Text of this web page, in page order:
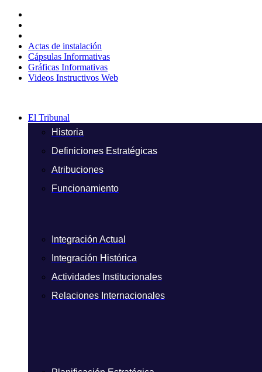
contenido
Actas de instalación
Cápsulas Informativas
Gráficas Informativas
Videos Instructivos Web
El Tribunal
Historia
Definiciones Estratégicas
Atribuciones
Funcionamiento
Integración Actual
Integración Histórica
Actividades Institucionales
Relaciones Internacionales